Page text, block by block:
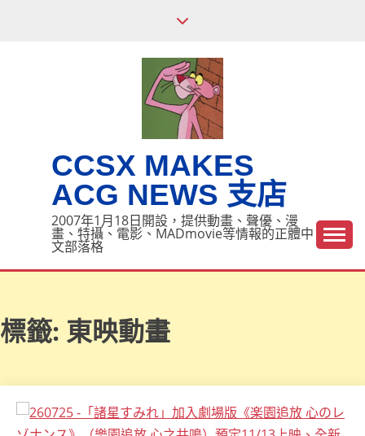
CCSX MAKES
ACG NEWS 支店
2007年1月18日開設，提供動畫、聲優、漫
畫、特攝、電影、MADmovie等情報的正體中
文部落格
標籤: 東映動畫